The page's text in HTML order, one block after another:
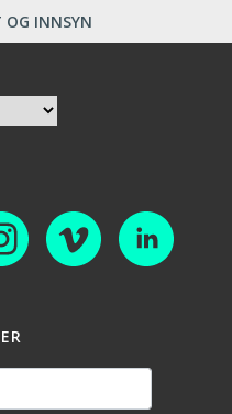
OG INNSYN